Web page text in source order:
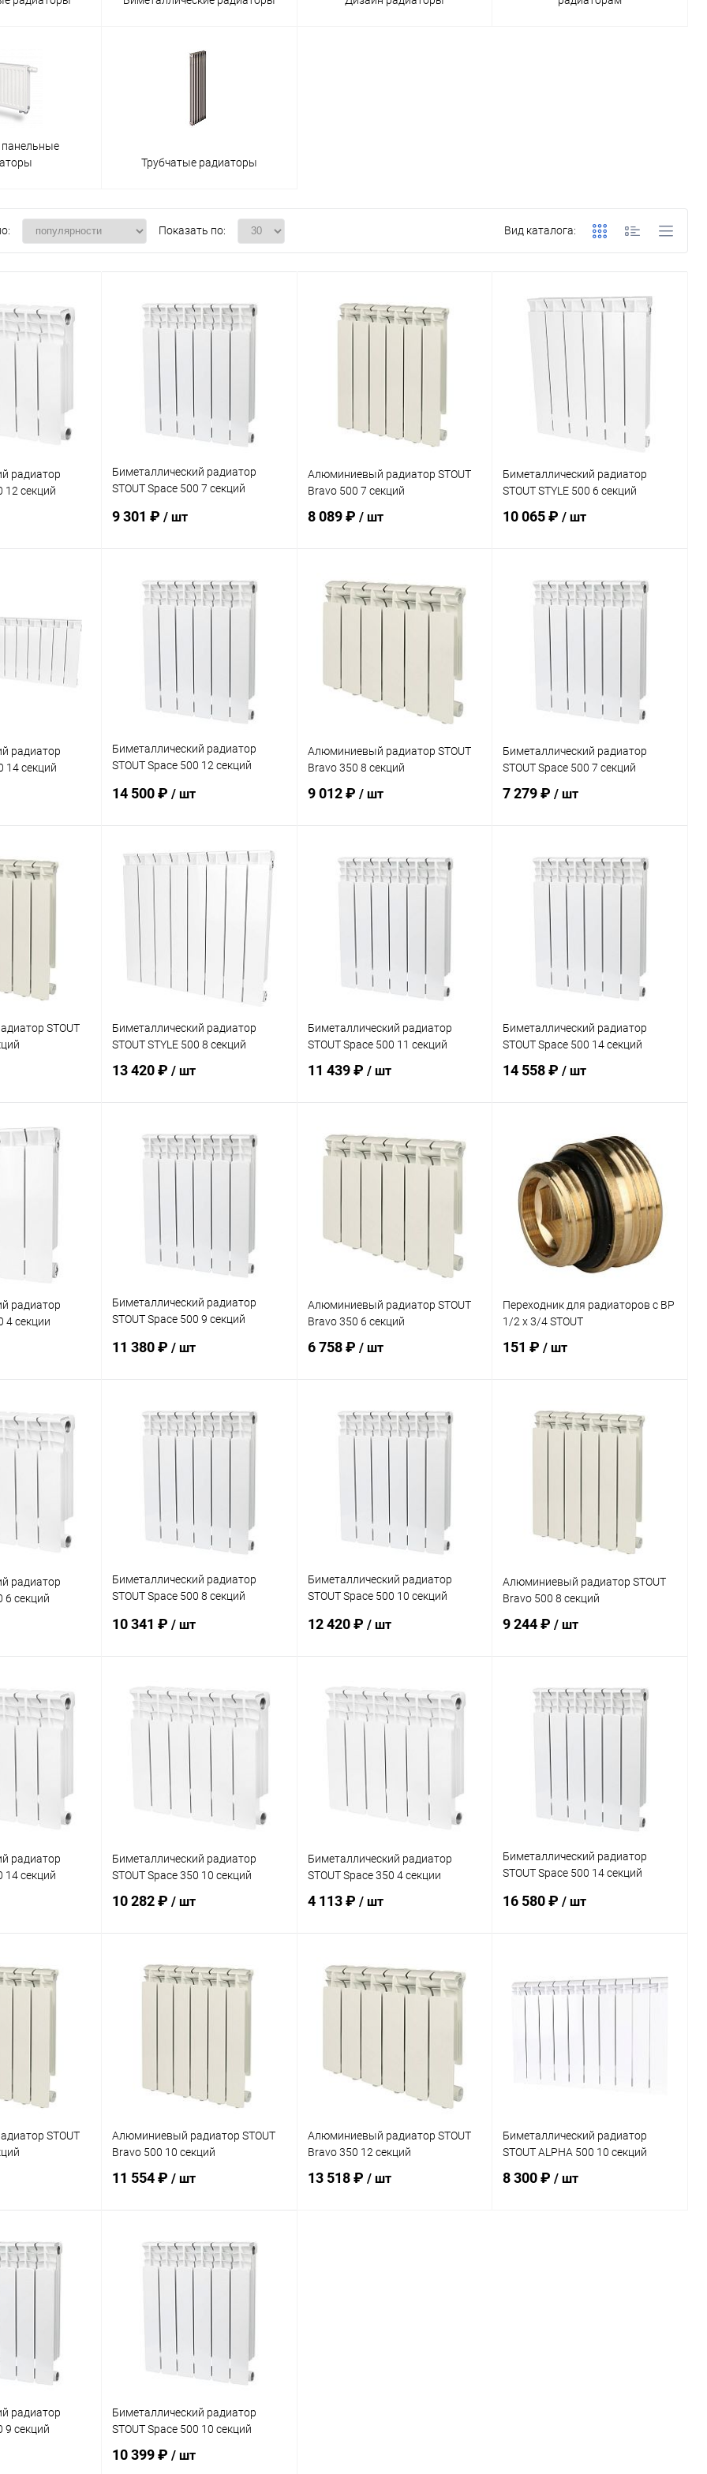
Трубчатые радиаторы
Показать по: Вид каталога:
радиатор
12 секций
Сравнение
заказ 3-5
дней
Биметаллический радиатор
STOUT Space 500 7 секций
9 301 ₽ / шт
В корзину
Купить в 1 клик
В избранное
Алюминиевый радиатор STOUT
Bravo 500 7 секций
8 089 ₽ / шт
В корзину
Сравнение
В избранное
дней
Биметаллический радиатор
STOUT STYLE 500 6 секций
10 065 ₽/ шт
В корзину
Купить в 1 клик
В избранное
радиатор
14 секций
Биметаллический радиатор
STOUT Space 500 12 секций
14 500 ₽ / шт
В корзину
Купить в 1 клик Сравнение
В избранное
заказ 3-5
дней
Алюминиевый радиатор STOUT
Bravo 350 8 секций
9 012 ₽ / шт
В корзину
Купить в 1 клик
В избранное
Биметаллический радиатор
STOUT Space 500 7 секций
7 279 ₽/ шт
В корзину
Купить в 1 клик
В избранное
STOUT
Биметаллический радиатор
STOUT STYLE 500 8 секций
13 420 ₽ / шт
В корзину
Купить в 1 клик
В избранное
Биметаллический радиатор
STOUT Space 500 11 секций
11 439 ₽ / шт
В корзину
Сравнение
В избранное
дней
Биметаллический радиатор
STOUT Space 500 14 секций
14 558 ₽/ шт
В корзину
Купить в 1 клик Сравнение
В избранное
заказ 3-5
дней
радиатор
4 секции
Сравнение
Биметаллический радиатор
STOUT Space 500 9 секций
11 380 ₽ / шт
В корзину
Купить в 1 клик
В избранное
Алюминиевый радиатор STOUT
Bravo 350 6 секций
6 758 ₽ / шт
В корзину
Купить в 1 клик
В избранное
Переходник для радиаторов с ВР
1/2 х 3/4 STOUT
151 ₽/ шт
В корзину
радиатор
6 секций
Сравнение
Биметаллический радиатор
STOUT Space 500 8 секций
10 341 ₽ / шт
В корзину
Купить в 1 клик Сравнение
В избранное
дней
Биметаллический радиатор
STOUT Space 500 10 секций
12 420 ₽ / шт
В корзину
Купить в 1 клик Сравнение
В избранное
дней
Алюминиевый радиатор STOUT
Bravo 500 8 секций
9 244 ₽/ шт
В корзину
Купить в 1 клик
В избранное
радиатор
14 секций
Биметаллический радиатор
STOUT Space 350 10 секций
10 282 ₽ / шт
В корзину
Биметаллический радиатор
STOUT Space 350 4 секции
4 113 ₽ / шт
В корзину
Сравнение
В избранное
дней
Биметаллический радиатор
STOUT Space 500 14 секций
16 580 ₽/ шт
Купить в 1 клик
В избранное
STOUT
Алюминиевый радиатор STOUT
Bravo 500 10 секций
11 554 ₽ / шт
В корзину
Купить в 1 клик
В избранное
Алюминиевый радиатор STOUT
Bravo 350 12 секций
13 518 ₽ / шт
Биметаллический радиатор
STOUT ALPHA 500 10 секций
8 300 ₽/ шт
радиатор
9 секций
Биметаллический радиатор
STOUT Space 500 10 секций
10 399 ₽ / шт